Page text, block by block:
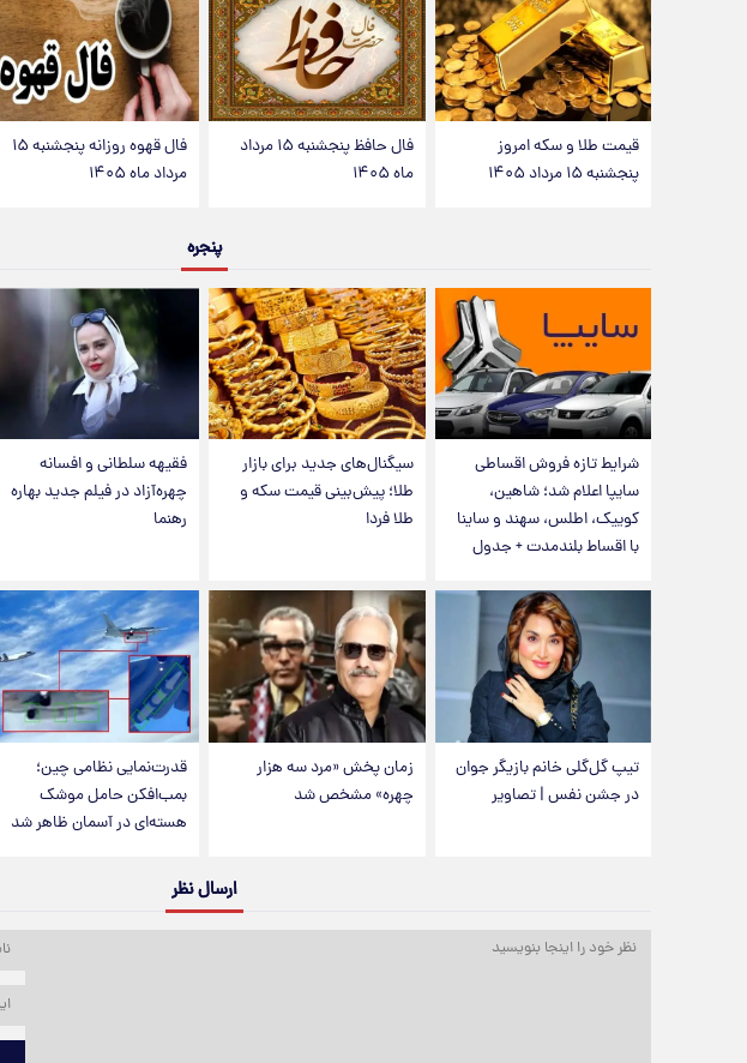
قیمت طلا و سکه امروز
پنجشنبه ۱۵ مرداد ۱۴۰۵
فال حافظ پنجشنبه ۱۵ مرداد
ماه ۱۴۰۵
فال قهوه روزانه پنجشنبه ۱۵
مرداد ماه ۱۴۰۵
پنجره
شرایط تازه فروش اقساطی
سایپا اعلام شد؛ شاهین،
کوییک، اطلس، سهند و ساینا
با اقساط بلندمدت + جدول
سیگنال‌های جدید برای بازار
طلا؛ پیش‌بینی قیمت سکه و
طلا فردا
فقیهه سلطانی و افسانه
چهره‌آزاد در فیلم جدید بهاره
رهنما
تیپ گل‌گلی خانم بازیگر جوان
در جشن نفس | تصاویر
زمان پخش «مرد سه هزار
چهره» مشخص شد
قدرت‌نمایی نظامی چین؛
بمب‌افکن حامل موشک
هسته‌ای در آسمان ظاهر شد
ارسال نظر